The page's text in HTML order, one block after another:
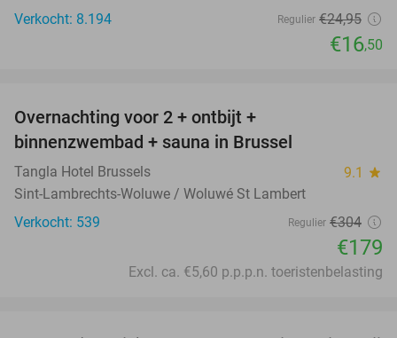
Verkocht: 8.194
Regulier €24,95
€16,50
Overnachting voor 2 + ontbijt +
binnenzwembad + sauna in Brussel
Tangla Hotel Brussels 9.1 star
Sint-Lambrechts-Woluwe / Woluwé St Lambert
Verkocht: 539
Regulier €304
€179
Excl. ca. €5,60 p.p.p.n. toeristenbelasting